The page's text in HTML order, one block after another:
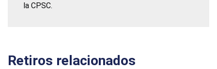
la CPSC.
Retiros relacionados